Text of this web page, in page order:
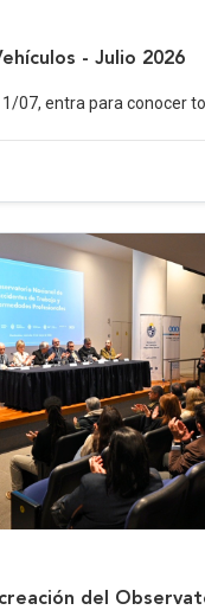
- Julio 2026
07, entra para conocer
del